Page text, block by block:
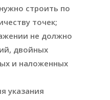
строить по
точек;
не должно
двойных
и наложенных
указания